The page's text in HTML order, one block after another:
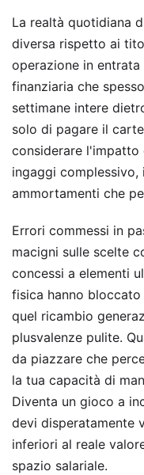
La realtà quotidiana
diversa rispetto ai
operazione in
finanziaria che
settimane intere
solo di pagare il
considerare
ingaggi complessivo,
ammortamenti che
Errori commessi in
macigni sulle scelte
concessi a elementi
fisica hanno
quel ricambio
plusvalenze pulite.
da piazzare che
la tua capacità di
Diventa un gioco a
devi disperatamente
inferiori al reale
spazio salariale.